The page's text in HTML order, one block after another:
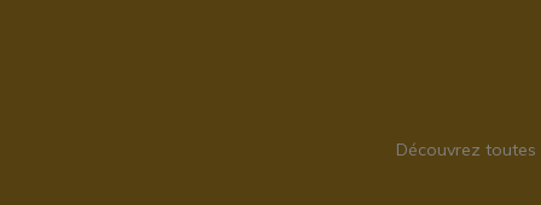
Découvrez